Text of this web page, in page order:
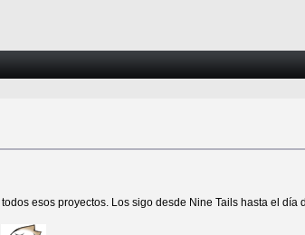
esos proyectos. Los sigo desde Nine Tails hasta el día